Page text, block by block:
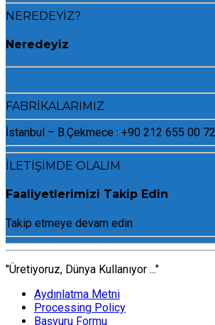
NEREDEYİZ?
Neredeyiz
FABRİKALARIMIZ
İstanbul – B.Çekmece : +90 212 655 00
İLETİŞİMDE OLALIM
Faaliyetlerimizi Takip Edin
Takip etmeye devam edin
"Üretiyoruz, Dünya Kullanıyor ..."
Aydınlatma Metni
Processing Policy
Başvuru Formu